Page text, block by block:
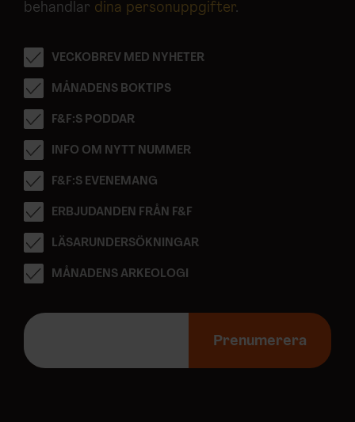
behandlar dina personuppgifter.
VECKOBREV MED NYHETER
MÅNADENS BOKTIPS
F&F:S PODDAR
INFO OM NYTT NUMMER
F&F:S EVENEMANG
ERBJUDANDEN FRÅN F&F
LÄSARUNDERSÖKNINGAR
MÅNADENS ARKEOLOGI
E
p
Prenumerera